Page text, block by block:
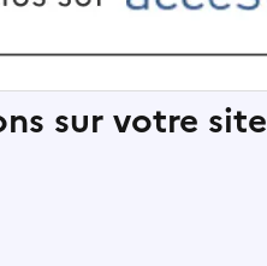
sur votre site